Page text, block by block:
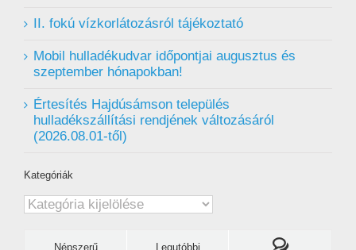
II. fokú vízkorlátozásról tájékoztató
Mobil hulladékudvar ️időpontjai augusztus és
szeptember hónapokban!
Értesítés Hajdúsámson település
hulladékszállítási rendjének változásáról
(2026.08.01-től)
Kategóriák
Kategóriák
Népszerű Legutóbbi